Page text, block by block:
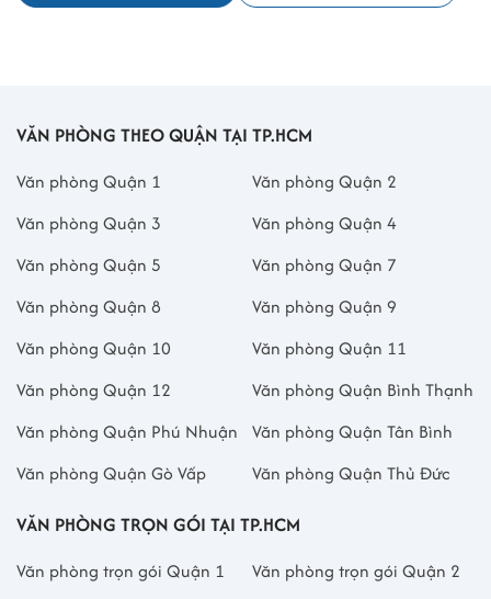
VĂN PHÒNG THEO QUẬN TẠI TP.HCM
Văn phòng Quận 1
Văn phòng Quận 2
Văn phòng Quận 3
Văn phòng Quận 4
Văn phòng Quận 5
Văn phòng Quận 7
Văn phòng Quận 8
Văn phòng Quận 9
Văn phòng Quận 10
Văn phòng Quận 11
Văn phòng Quận 12
Văn phòng Quận Bình Thạnh
Văn phòng Quận Phú Nhuận
Văn phòng Quận Tân Bình
Văn phòng Quận Gò Vấp
Văn phòng Quận Thủ Đức
VĂN PHÒNG TRỌN GÓI TẠI TP.HCM
Văn phòng trọn gói Quận 1
Văn phòng trọn gói Quận 2